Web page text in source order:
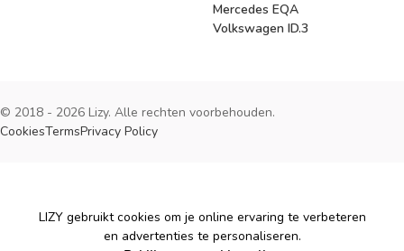
Mercedes EQA
Volkswagen ID.3
© 2018 - 2026 Lizy. Alle rechten voorbehouden.
CookiesTermsPrivacy Policy
Cookies
LIZY gebruikt cookies om je online ervaring te verbeteren
en advertenties te personaliseren.